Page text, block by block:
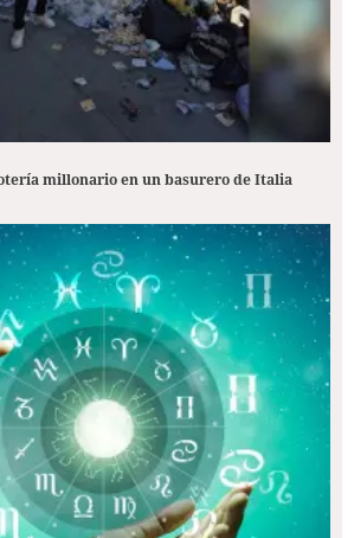
millonario en un basurero de Italia